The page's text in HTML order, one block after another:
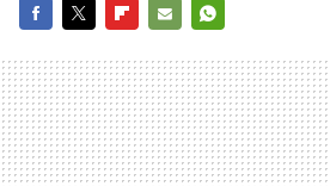
MAIL